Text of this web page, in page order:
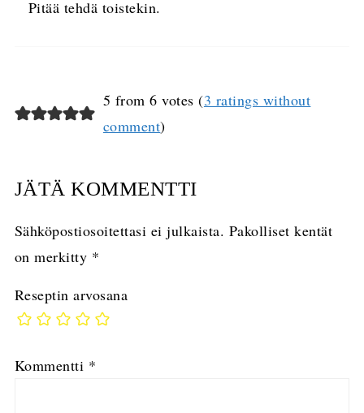
Pitää tehdä toistekin.
5 from 6 votes (3 ratings without
comment)
JÄTÄ KOMMENTTI
Sähköpostiosoitettasi ei julkaista. Pakolliset kentät
on merkitty *
Reseptin arvosana
Kommentti *